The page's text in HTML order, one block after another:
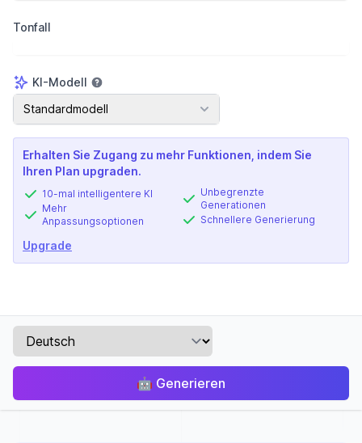
Tonfall
KI-Modell
KI-Modell
Standardmodell
Erhalten Sie Zugang zu mehr Funktionen, indem Sie
Ihren Plan upgraden.
10-mal intelligentere KI
Mehr
Anpassungsoptionen
Unbegrenzte
Generationen
Schnellere Generierung
Upgrade
🤖 Generieren